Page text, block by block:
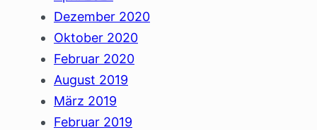
Dezember 2020
Oktober 2020
Februar 2020
August 2019
März 2019
Februar 2019